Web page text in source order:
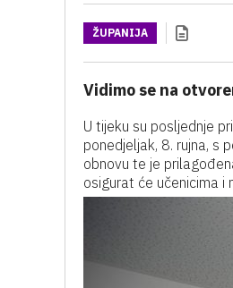
ŽUPANIJA
Vidimo se na
U tijeku su posljednje
ponedjeljak, 8. rujna, s
obnovu te je
osigurat će učenicima i